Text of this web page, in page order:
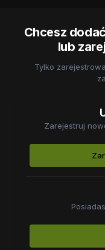
Chcesz
lub
Tylko
Zarejestruj